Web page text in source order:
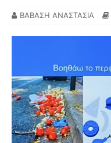
ΒΑΒΑΣΗ ΑΝΑΣΤΑΣΙΑ